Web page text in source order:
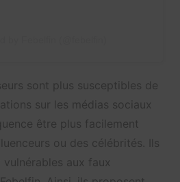
sont plus susceptibles de
sur les médias sociaux
être plus facilement
ou des célébrités. Ils
aux faux